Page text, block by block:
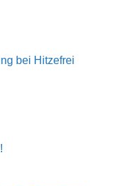
bei Hitzefrei